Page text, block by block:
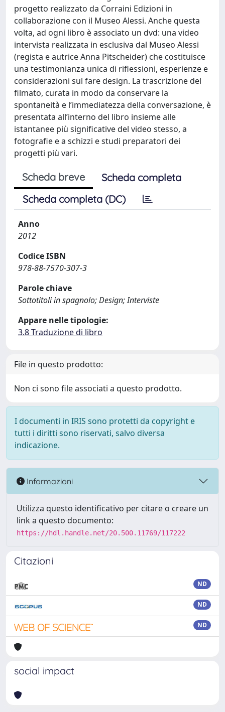
progetto realizzato da Corraini Edizioni in
collaborazione con il Museo Alessi. Anche questa
volta, ad ogni libro è associato un dvd: una video
intervista realizzata in esclusiva dal Museo Alessi
(regista e autrice Anna Pitscheider) che costituisce
una testimonianza unica di riflessioni, esperienze e
considerazioni sul fare design. La trascrizione del
filmato, curata in modo da conservare la
spontaneità e l’immediatezza della conversazione, è
presentata all’interno del libro insieme alle
istantanee più significative del video stesso, a
fotografie e a schizzi e studi preparatori dei
progetti più vari.
Scheda breve
Scheda completa
Scheda completa (DC)
Anno
2012
Codice ISBN
978-88-7570-307-3
Parole chiave
Sottotitoli in spagnolo; Design; Interviste
Appare nelle tipologie:
3.8 Traduzione di libro
File in questo prodotto:
Non ci sono file associati a questo prodotto.
I documenti in IRIS sono protetti da copyright e
tutti i diritti sono riservati, salvo diversa
indicazione.
Informazioni
Utilizza questo identificativo per citare o creare un
link a questo documento:
https://hdl.handle.net/20.500.11769/117222
Citazioni
ND
ND
ND
social impact